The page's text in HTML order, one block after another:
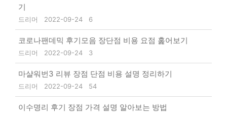
기
드리머 2022-09-24 6
코로나팬데믹 후기모음 장단점 비용 요점 훑어보기
드리머 2022-09-24 3
마샬워번3 리뷰 장점 단점 비용 설명 정리하기
드리머 2022-09-24 54
이수명리 후기 장점 가격 설명 알아보는 방법